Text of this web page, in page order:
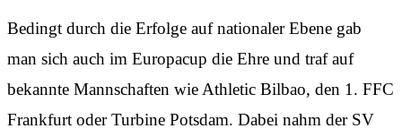
Bedingt durch die Erfolge auf nationaler Ebene gab
man sich auch im Europacup die Ehre und traf auf
bekannte Mannschaften wie Athletic Bilbao, den 1. FFC
Frankfurt oder Turbine Potsdam. Dabei nahm der SV